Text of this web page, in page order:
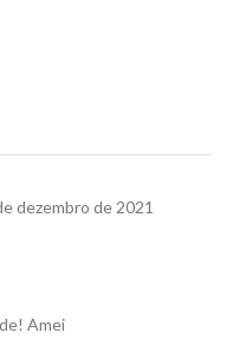
dezembro de 2021
Amei